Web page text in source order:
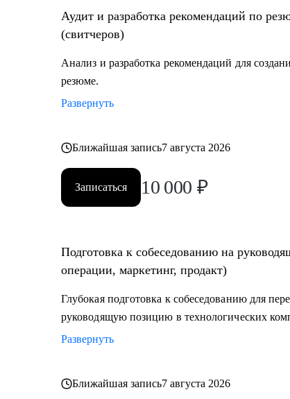
Аудит и разработка рекомендаций по
(свитчеров)
Анализ и разработка рекомендаций для
резюме.
Развернуть
Ближайшая запись7 августа 2026
Записаться 10 000 ₽
Подготовка к собеседованию на
операции, маркетинг, продакт)
Глубокая подготовка к собеседованию для
руководящую позицию в технологических
Развернуть
Ближайшая запись7 августа 2026